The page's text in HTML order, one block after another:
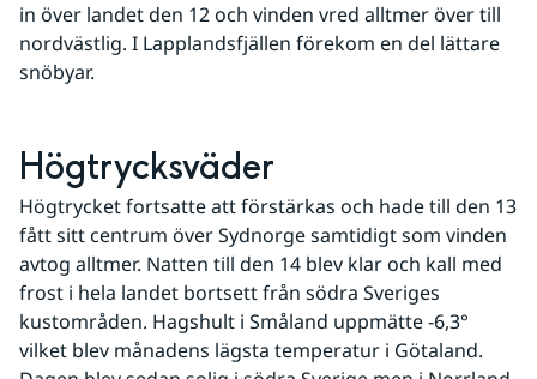
in över landet den 12 och vinden vred alltmer över till
nordvästlig. I Lapplandsfjällen förekom en del lättare
snöbyar.
Högtrycksväder
Högtrycket fortsatte att förstärkas och hade till den 13
fått sitt centrum över Sydnorge samtidigt som vinden
avtog alltmer. Natten till den 14 blev klar och kall med
frost i hela landet bortsett från södra Sveriges
kustområden. Hagshult i Småland uppmätte -6,3°
vilket blev månadens lägsta temperatur i Götaland.